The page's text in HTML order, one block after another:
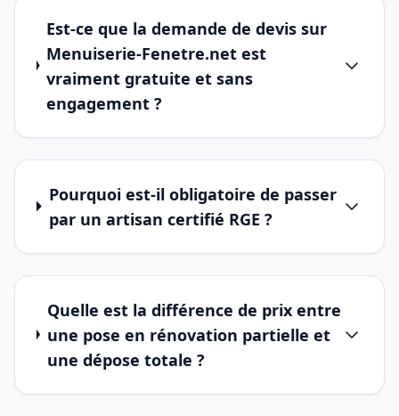
Est-ce que la demande de devis sur
Menuiserie-Fenetre.net est
vraiment gratuite et sans
engagement ?
Pourquoi est-il obligatoire de passer
par un artisan certifié RGE ?
Quelle est la différence de prix entre
une pose en rénovation partielle et
une dépose totale ?